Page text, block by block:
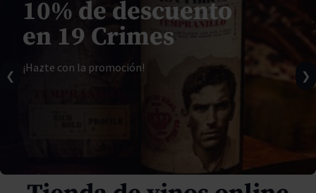
10% de descuento
en 19 Crimes
¡Hazte con la promoción!
❮ ❯